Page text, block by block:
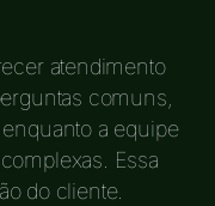
atendimento
comuns,
a equipe
Essa
do cliente.